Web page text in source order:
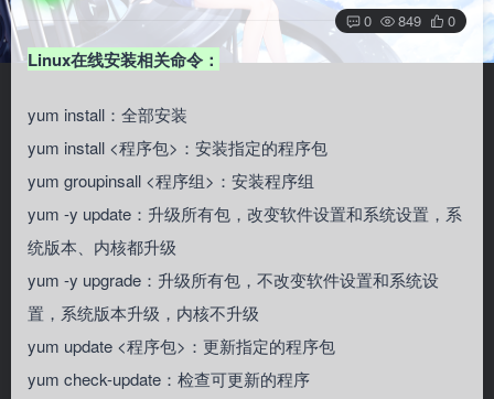
0 849 0
Linux在线安装相关命令：
yum install：全部安装
yum install <程序包>：安装指定的程序包
yum groupinsall <程序组>：安装程序组
yum -y update：升级所有包，改变软件设置和系统设置，系
统版本、内核都升级
yum -y upgrade：升级所有包，不改变软件设置和系统设
置，系统版本升级，内核不升级
yum update <程序包>：更新指定的程序包
yum check-update：检查可更新的程序